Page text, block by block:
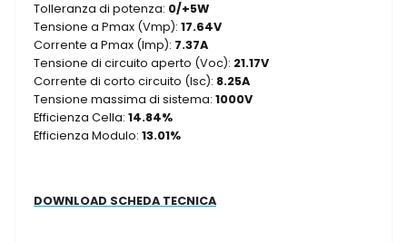
Tolleranza di potenza: 0/+5W
Tensione a Pmax (Vmp): 17.64V
Corrente a Pmax (Imp): 7.37A
Tensione di circuito aperto (Voc): 21.17V
Corrente di corto circuito (Isc): 8.25A
Tensione massima di sistema: 1000V
Efficienza Cella: 14.84%
Efficienza Modulo: 13.01%
DOWNLOAD SCHEDA TECNICA